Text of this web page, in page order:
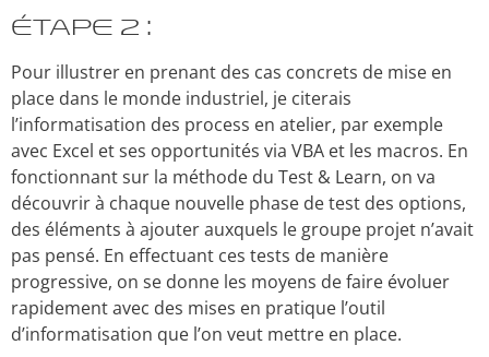
Étape 2 :
Pour illustrer en prenant des cas concrets de mise en
place dans le monde industriel, je citerais
l’informatisation des process en atelier, par exemple
avec Excel et ses opportunités via VBA et les macros. En
fonctionnant sur la méthode du Test & Learn, on va
découvrir à chaque nouvelle phase de test des options,
des éléments à ajouter auxquels le groupe projet n’avait
pas pensé. En effectuant ces tests de manière
progressive, on se donne les moyens de faire évoluer
rapidement avec des mises en pratique l’outil
d’informatisation que l’on veut mettre en place.